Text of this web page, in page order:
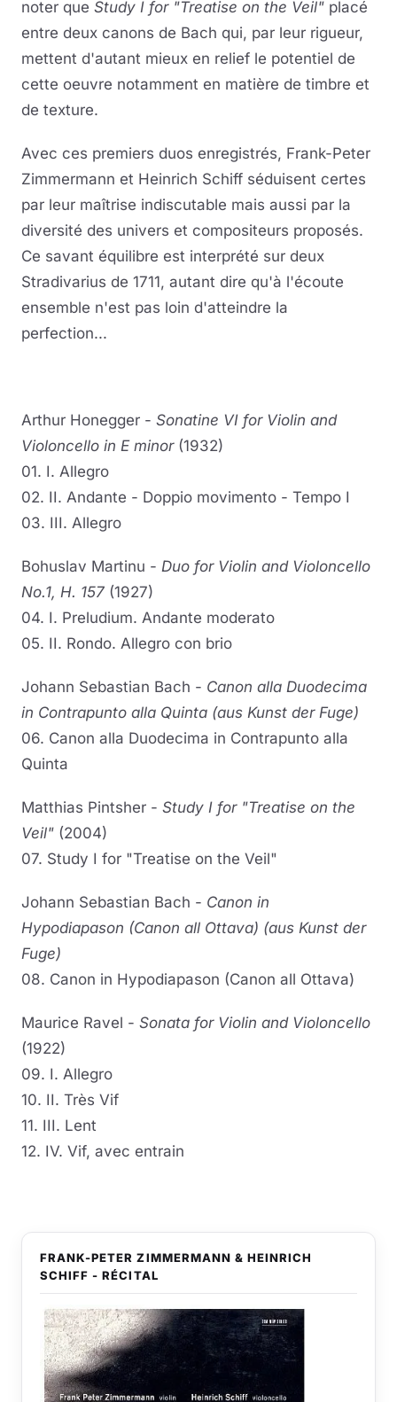
noter que Study I for "Treatise on the Veil" placé
entre deux canons de Bach qui, par leur rigueur,
mettent d'autant mieux en relief le potentiel de
cette oeuvre notamment en matière de timbre et
de texture.
Avec ces premiers duos enregistrés, Frank-Peter
Zimmermann et Heinrich Schiff séduisent certes
par leur maîtrise indiscutable mais aussi par la
diversité des univers et compositeurs proposés.
Ce savant équilibre est interprété sur deux
Stradivarius de 1711, autant dire qu'à l'écoute
ensemble n'est pas loin d'atteindre la
perfection...
Arthur Honegger - Sonatine VI for Violin and
Violoncello in E minor(1932)
01. I. Allegro
02. II. Andante - Doppio movimento - Tempo I
03. III. Allegro
Bohuslav Martinu - Duo for Violin and Violoncello
No.1, H. 157 (1927)
04. I. Preludium. Andante moderato
05. II. Rondo. Allegro con brio
Johann Sebastian Bach - Canon alla Duodecima
in Contrapunto alla Quinta (aus Kunst der Fuge)
06. Canon alla Duodecima in Contrapunto alla
Quinta
Matthias Pintsher - Study I for "Treatise on the
Veil" (2004)
07. Study I for "Treatise on the Veil"
Johann Sebastian Bach - Canon in
Hypodiapason (Canon all Ottava) (aus Kunst der
Fuge)
08. Canon in Hypodiapason (Canon all Ottava)
Maurice Ravel - Sonata for Violin and Violoncello
(1922)
09. I. Allegro
10. II. Très Vif
11. III. Lent
12. IV. Vif, avec entrain
FRANK-PETER ZIMMERMANN & HEINRICH
SCHIFF - RÉCITAL